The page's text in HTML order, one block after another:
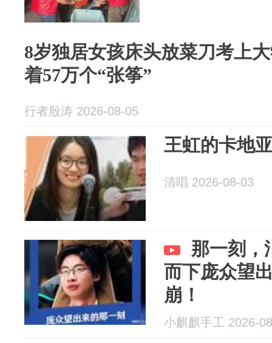
8岁独居女孩床头放菜刀考上
着57万个“张筝”
行者殷涛 2026-08-05
王虹的卡地
清唱 2026-08-03
那一刻，
而下庞众望
崩！
小麒麒手工 2026-